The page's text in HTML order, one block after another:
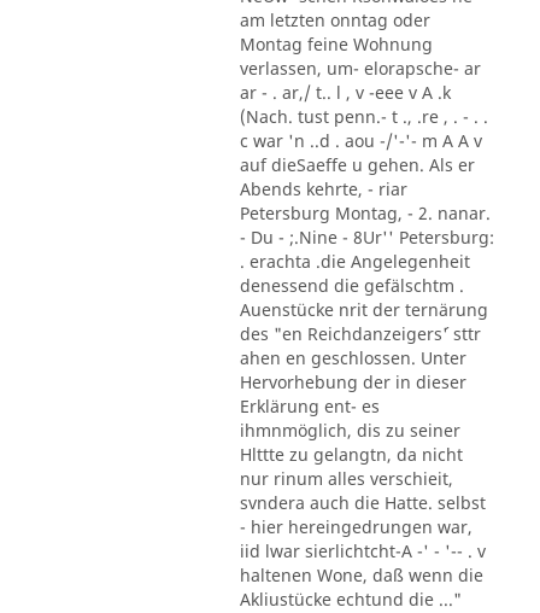
am letzten onntag oder
Montag feine Wohnung
verlassen, um- elorapsche- ar
ar - . ar,/ t.. l , v -eee v A .k
(Nach. tust penn.- t ., .re , . - . .
c war 'n ..d . aou -/'-'- m A A v
auf dieSaeffe u gehen. Als er
Abends kehrte, - riar
Petersburg Montag, - 2. nanar.
- Du - ;.Nine - 8Ur'' Petersburg:
. erachta .die Angelegenheit
denessend die gefälschtm .
Auenstücke nrit der ternärung
des "en Reichdanzeigers´' sttr
ahen en geschlossen. Unter
Hervorhebung der in dieser
Erklärung ent- es
ihmnmöglich, dis zu seiner
Hlttte zu gelangtn, da nicht
nur rinum alles verschieit,
svndera auch die Hatte. selbst
- hier hereingedrungen war,
iid lwar sierlichtcht-A -' - '-- . v
haltenen Wone, daß wenn die
Akliustücke echtund die ..."